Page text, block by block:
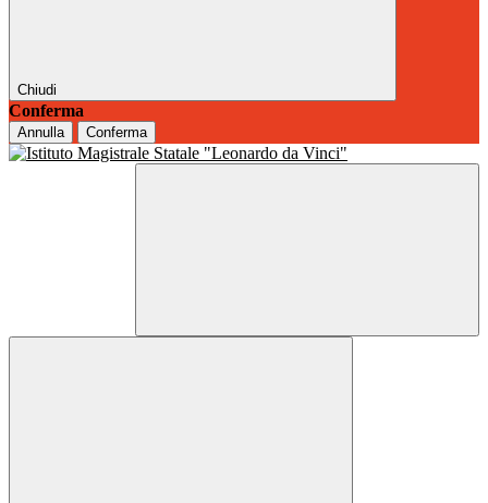
Chiudi
Conferma
Annulla Conferma